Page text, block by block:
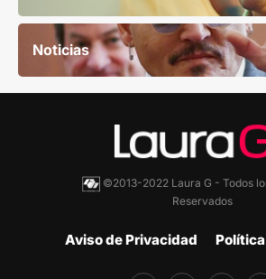
Noticias
©2013-2022 Laura G - Todos
Reservados
Aviso de Privacidad